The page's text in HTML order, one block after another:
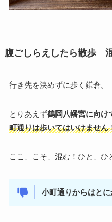
腹ごしらえしたら散歩
行き先を決めずに歩く鎌倉。
とりあえず鶴岡八幡宮に向け
町通りは歩いてはいけません
ここ、こそ、混む！ひと、ひ
小町通りからはと